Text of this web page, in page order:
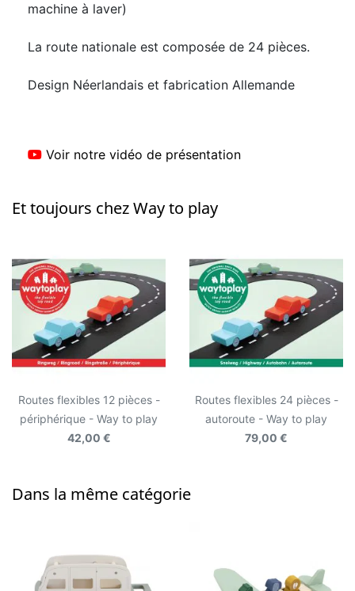
machine à laver)
La route nationale est composée de 24 pièces.
Design Néerlandais et fabrication Allemande
Voir notre vidéo de présentation
Et toujours chez Way to play
Routes flexibles 12 pièces -
périphérique - Way to play
42,00 €
Routes flexibles 24 pièces -
autoroute - Way to play
79,00 €
Dans la même catégorie